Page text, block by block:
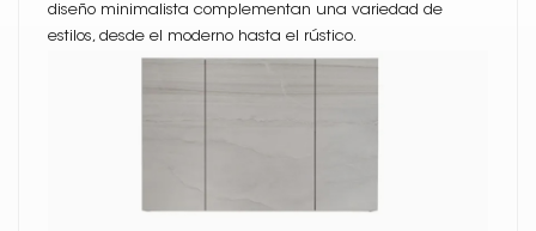
diseño minimalista complementan una variedad de
estilos, desde el moderno hasta el rústico.